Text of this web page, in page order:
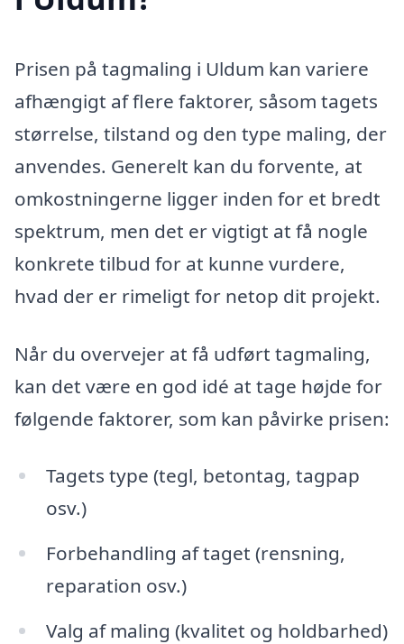
Prisen på tagmaling i Uldum kan variere
afhængigt af flere faktorer, såsom tagets
størrelse, tilstand og den type maling, der
anvendes. Generelt kan du forvente, at
omkostningerne ligger inden for et bredt
spektrum, men det er vigtigt at få nogle
konkrete tilbud for at kunne vurdere,
hvad der er rimeligt for netop dit projekt.
Når du overvejer at få udført tagmaling,
kan det være en god idé at tage højde for
følgende faktorer, som kan påvirke prisen:
Tagets type (tegl, betontag, tagpap
osv.)
Forbehandling af taget (rensning,
reparation osv.)
Valg af maling (kvalitet og holdbarhed)